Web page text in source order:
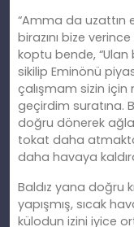
“Amma da uzattın
birazını bize
koptu bende, “Ulan
sikilip Eminönü
çalışmam sizin
geçirdim suratına.
doğru dönerek
tokat daha
daha havaya
Baldız yana doğru
yapışmış, sıcak
külodun izini iyice